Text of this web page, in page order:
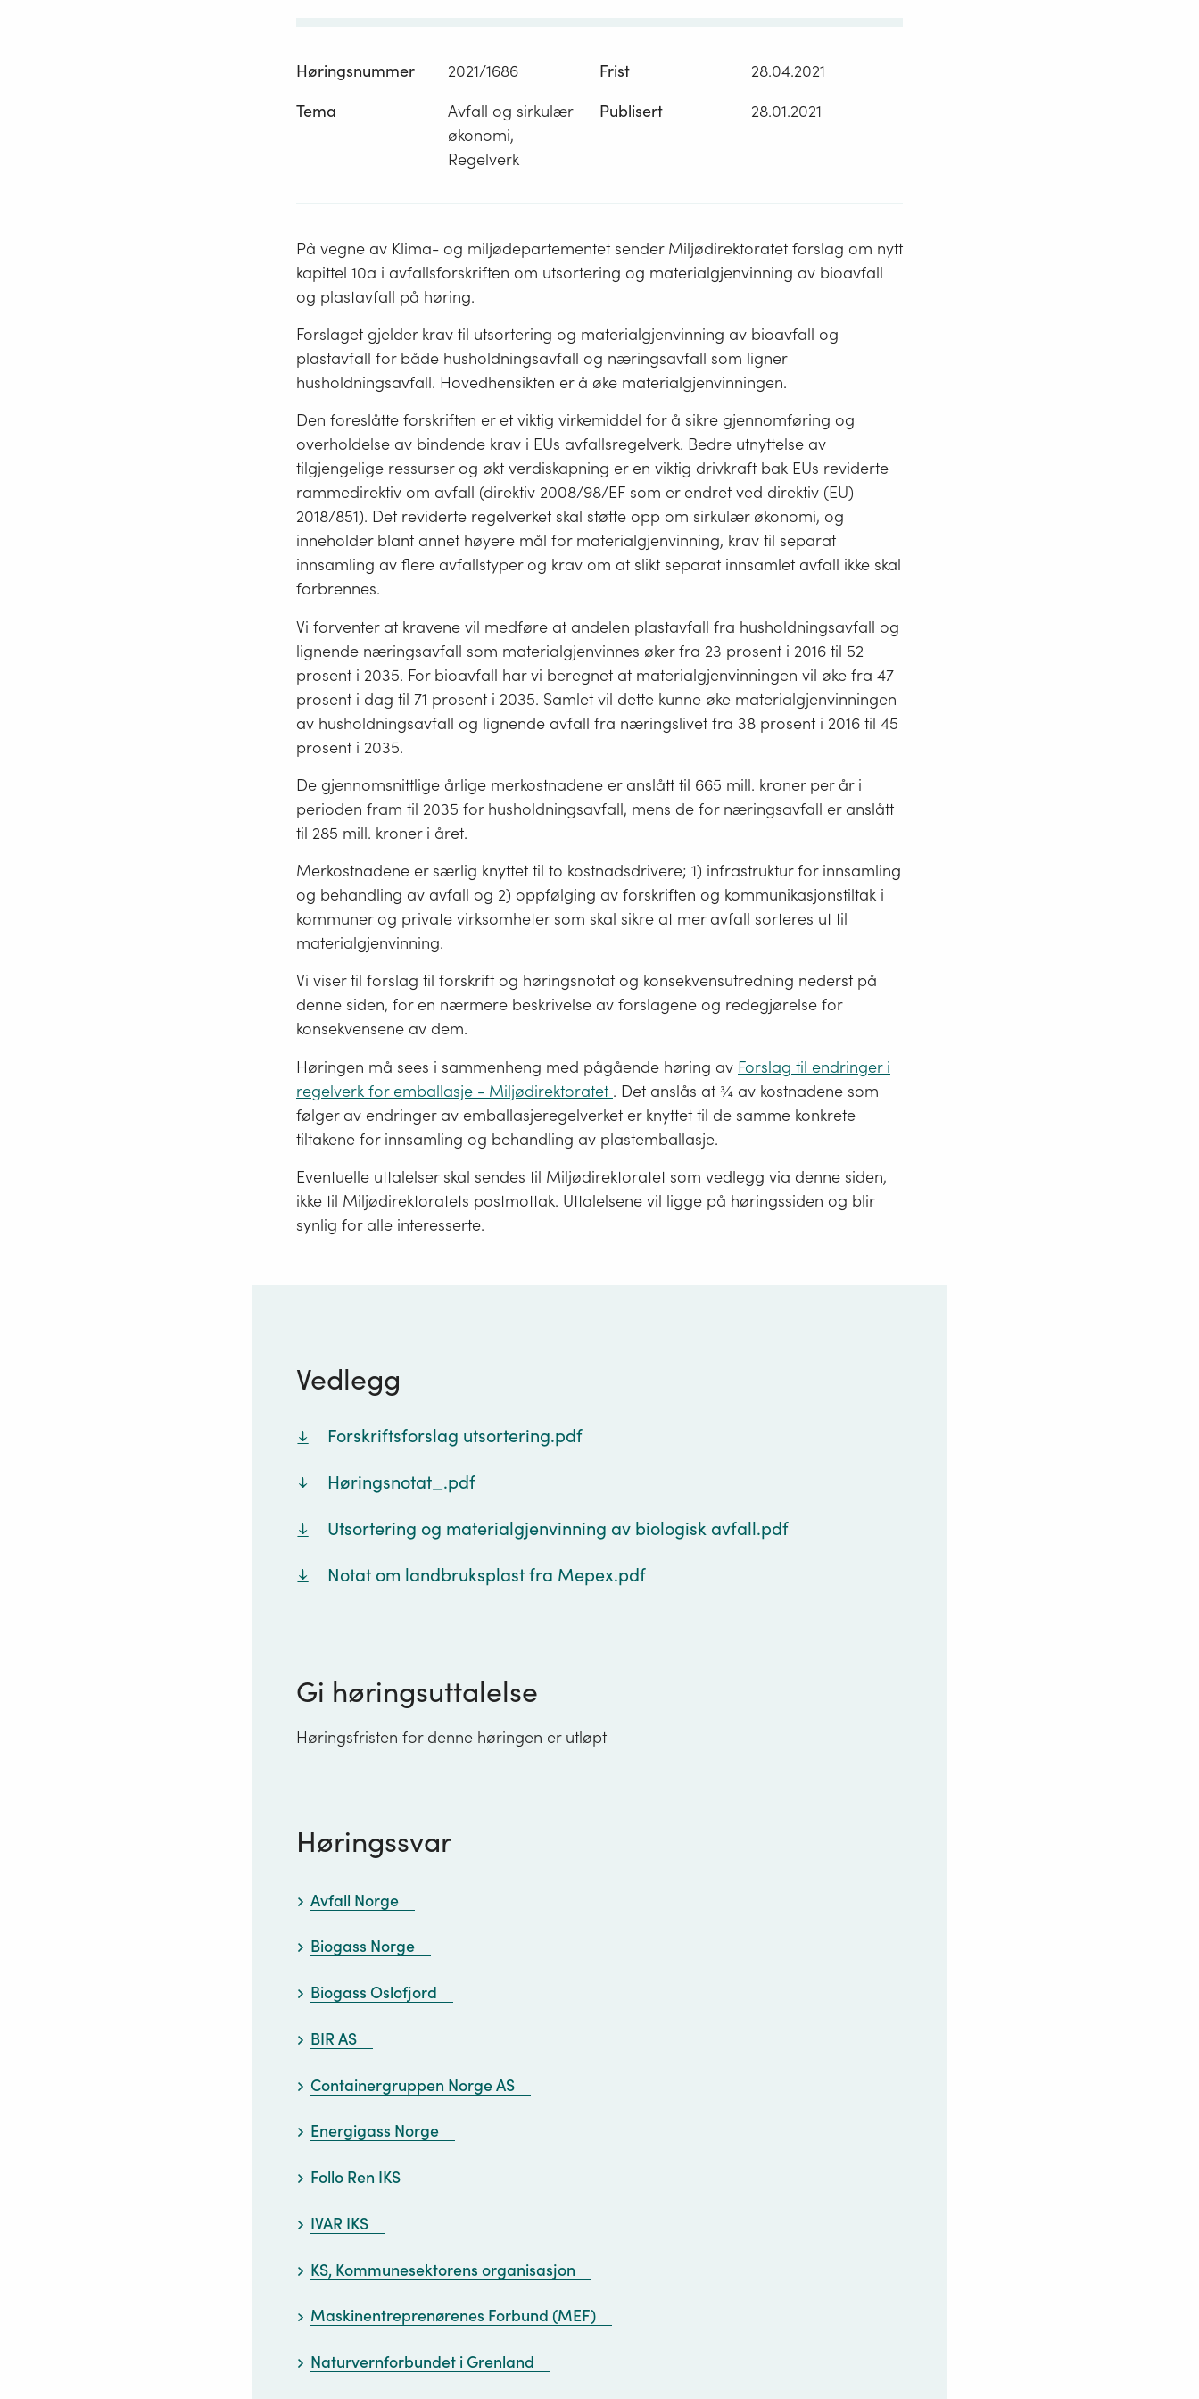
Høringsnummer 2021/1686 Frist
28.04.2021
Tema
Avfall og sirkulær
økonomi,
Regelverk
Publisert 28.01.2021
På vegne av Klima- og miljødepartementet sender Miljødirektoratet forslag om nytt
kapittel 10a i avfallsforskriften om utsortering og materialgjenvinning av bioavfall
og plastavfall på høring.
Forslaget gjelder krav til utsortering og materialgjenvinning av bioavfall og
plastavfall for både husholdningsavfall og næringsavfall som ligner
husholdningsavfall. Hovedhensikten er å øke materialgjenvinningen.
Den foreslåtte forskriften er et viktig virkemiddel for å sikre gjennomføring og
overholdelse av bindende krav i EUs avfallsregelverk. Bedre utnyttelse av
tilgjengelige ressurser og økt verdiskapning er en viktig drivkraft bak EUs reviderte
rammedirektiv om avfall (direktiv 2008/98/EF som er endret ved direktiv (EU)
2018/851). Det reviderte regelverket skal støtte opp om sirkulær økonomi, og
inneholder blant annet høyere mål for materialgjenvinning, krav til separat
innsamling av flere avfallstyper og krav om at slikt separat innsamlet avfall ikke skal
forbrennes.
Vi forventer at kravene vil medføre at andelen plastavfall fra husholdningsavfall og
lignende næringsavfall som materialgjenvinnes øker fra 23 prosent i 2016 til 52
prosent i 2035. For bioavfall har vi beregnet at materialgjenvinningen vil øke fra 47
prosent i dag til 71 prosent i 2035. Samlet vil dette kunne øke materialgjenvinningen
av husholdningsavfall og lignende avfall fra næringslivet fra 38 prosent i 2016 til 45
prosent i 2035.
De gjennomsnittlige årlige merkostnadene er anslått til 665 mill. kroner per år i
perioden fram til 2035 for husholdningsavfall, mens de for næringsavfall er anslått
til 285 mill. kroner i året.
Merkostnadene er særlig knyttet til to kostnadsdrivere; 1) infrastruktur for innsamling
og behandling av avfall og 2) oppfølging av forskriften og kommunikasjonstiltak i
kommuner og private virksomheter som skal sikre at mer avfall sorteres ut til
materialgjenvinning.
Vi viser til forslag til forskrift og høringsnotat og konsekvensutredning nederst på
denne siden, for en nærmere beskrivelse av forslagene og redegjørelse for
konsekvensene av dem.
Høringen må sees i sammenheng med pågående høring av Forslag til endringer i
regelverk for emballasje - Miljødirektoratet . Det anslås at ¾ av kostnadene som
følger av endringer av emballasjeregelverket er knyttet til de samme konkrete
tiltakene for innsamling og behandling av plastemballasje.
Eventuelle uttalelser skal sendes til Miljødirektoratet som vedlegg via denne siden,
ikke til Miljødirektoratets postmottak. Uttalelsene vil ligge på høringssiden og blir
synlig for alle interesserte.
Vedlegg
Forskriftsforslag utsortering.pdf
Høringsnotat_.pdf
Utsortering og materialgjenvinning av biologisk avfall.pdf
Notat om landbruksplast fra Mepex.pdf
Gi høringsuttalelse
Høringsfristen for denne høringen er utløpt
Høringssvar
Avfall Norge
Biogass Norge
Biogass Oslofjord
BIR AS
Containergruppen Norge AS
Energigass Norge
Follo Ren IKS
IVAR IKS
KS, Kommunesektorens organisasjon
Maskinentreprenørenes Forbund (MEF)
Naturvernforbundet i Grenland